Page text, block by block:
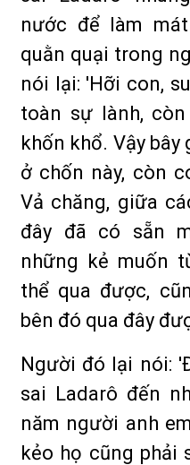
nước để làm
quằn quại trong
nói lại: 'Hỡi con,
toàn sự lành,
khốn khổ. Vậy
ở chốn này, còn
Vả chăng, giữa
đây đã có sẵn
những kẻ muốn
thể qua được,
bên đó qua đây
Người đó lại nói:
sai Ladarô đến
năm người anh
kẻo họ cũng phải